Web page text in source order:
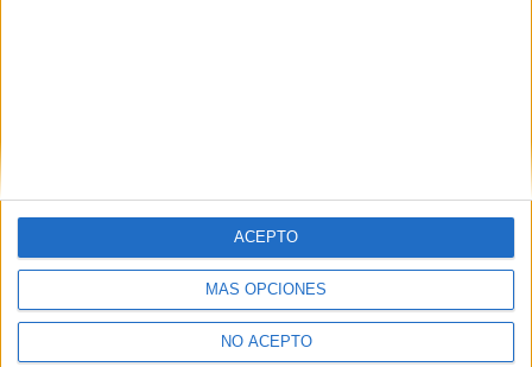
MÁS OPCIONES
NO ACEPTO
ACEPTO
Y como regalo de agradecimiento, por registrarte te daremos
gratis una copia de nuestro ebook con 100 consejos para tu
primer año de universidad